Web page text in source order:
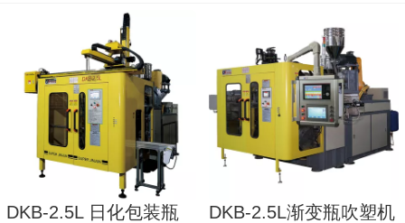
DKB-2.5L 日化包装瓶
DKB-2.5L渐变瓶吹塑机